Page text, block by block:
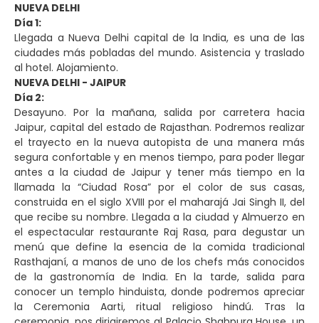
NUEVA DELHI
Día 1:
Llegada a Nueva Delhi capital de la India, es una de las
ciudades más pobladas del mundo. Asistencia y traslado
al hotel. Alojamiento.
NUEVA DELHI - JAIPUR
Día 2:
Desayuno. Por la mañana, salida por carretera hacia
Jaipur, capital del estado de Rajasthan. Podremos realizar
el trayecto en la nueva autopista de una manera más
segura confortable y en menos tiempo, para poder llegar
antes a la ciudad de Jaipur y tener más tiempo en la
llamada la “Ciudad Rosa” por el color de sus casas,
construida en el siglo XVIII por el maharajá Jai Singh II, del
que recibe su nombre. Llegada a la ciudad y Almuerzo en
el espectacular restaurante Raj Rasa, para degustar un
menú que define la esencia de la comida tradicional
Rasthajaní, a manos de uno de los chefs más conocidos
de la gastronomía de India. En la tarde, salida para
conocer un templo hinduista, donde podremos apreciar
la Ceremonia Aarti, ritual religioso hindú. Tras la